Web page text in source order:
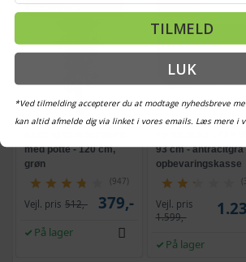
POPULÆR TILBUD
med potte - 120 cm,
grøn
(947)
Vejl. pris 512,- 379,-
På lager
TILBUD
93 cm - antracitgrå
opbevaringskasse
Vejl. pris
1.599,-
På lager
TILMELD
LUK
*Ved tilmelding accepterer du at modtage nyhedsbreve
kan altid afmelde dig via linket i vores emails. Læs mere i